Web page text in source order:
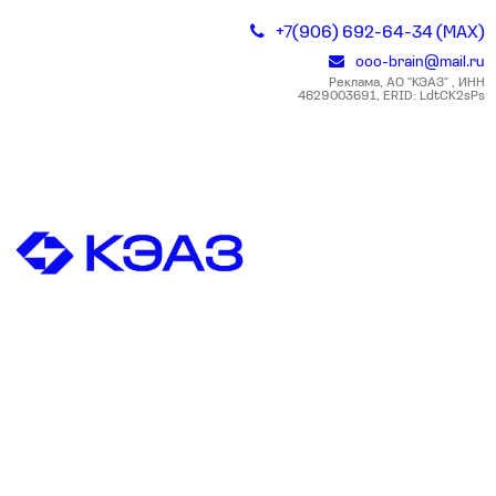
+7(906) 692-64-34 (MAX)
ooo-brain@mail.ru
Реклама, АО "КЭАЗ" , ИНН
4629003691, ERID: LdtCK2sPs